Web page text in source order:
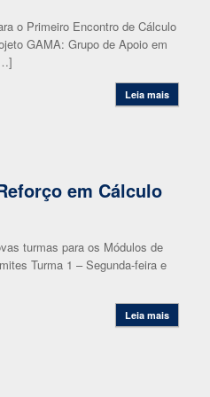
o Primeiro Encontro de Cálculo
GAMA: Grupo de Apoio em
Leia mais
em Cálculo
turmas para os Módulos de
Turma 1 – Segunda-feira e
Leia mais